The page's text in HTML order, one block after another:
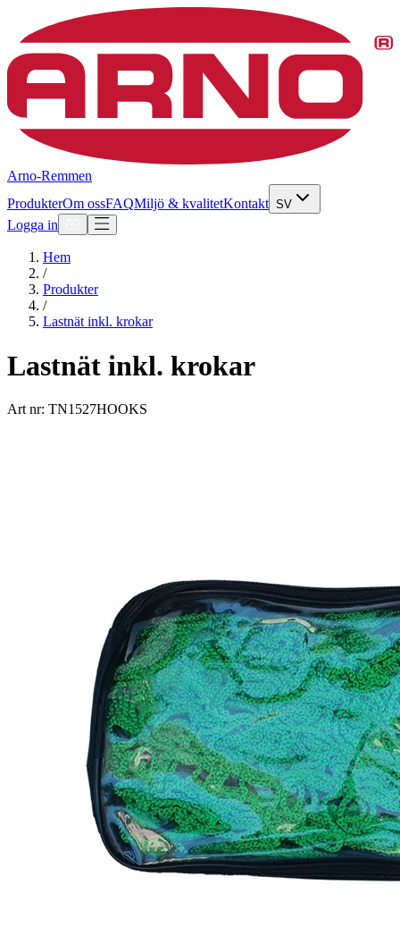
Arno-Remmen
ProdukterOm ossFAQMiljö & kvalitetKontakt SV
Logga in
Hem
/
Produkter
/
Lastnät inkl. krokar
Lastnät inkl. krokar
Art nr: TN1527HOOKS